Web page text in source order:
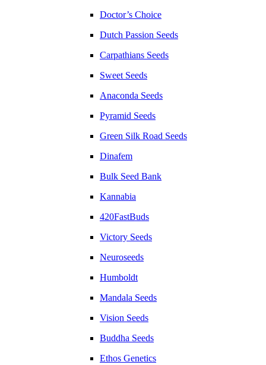
Doctor’s Choice
Dutch Passion Seeds
Carpathians Seeds
Sweet Seeds
Anaconda Seeds
Pyramid Seeds
Green Silk Road Seeds
Dinafem
Bulk Seed Bank
Kannabia
420FastBuds
Victory Seeds
Neuroseeds
Humboldt
Mandala Seeds
Vision Seeds
Buddha Seeds
Ethos Genetics